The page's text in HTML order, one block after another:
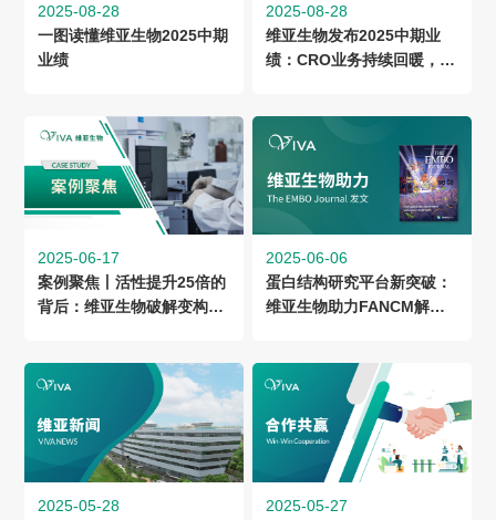
2025-08-28
一图读懂维亚生物2025中期
业绩
2025-08-28
维亚生物发布2025中期业
绩：CRO业务持续回暖，
2025-06-17
案例聚焦丨活性提升25倍的
背后：维亚生物破解变构抑
2025-06-06
蛋白结构研究平台新突破：
维亚生物助力FANCM解旋
2025-05-28
2025-05-27